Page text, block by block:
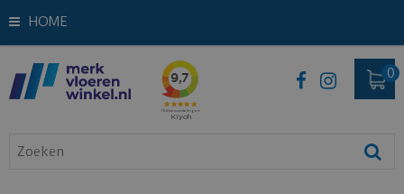
HOME